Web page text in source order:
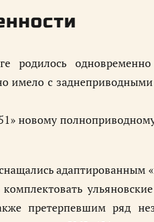
родилось
имело с
новому
адаптированным
комплектовать
претерпевшим ряд